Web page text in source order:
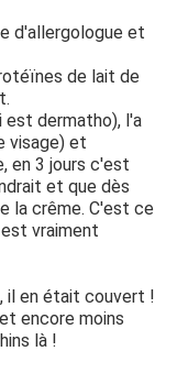
d'allergologue et
de lait de
est dermatho), l'a
visage) et
en 3 jours c'est
et que dès
la crême. C'est ce
vraiment
il en était couvert !
encore moins
là !